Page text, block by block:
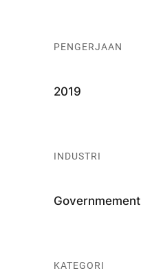
PENGERJAAN
2019
INDUSTRI
Governmement
KATEGORI